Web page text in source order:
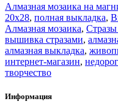
Алмазная мозаика на
20x28, полная выкладка,
Алмазная мозаика,
вышивка стразами,
алмазная выкладка,
интернет-магазин,
творчество
Информация